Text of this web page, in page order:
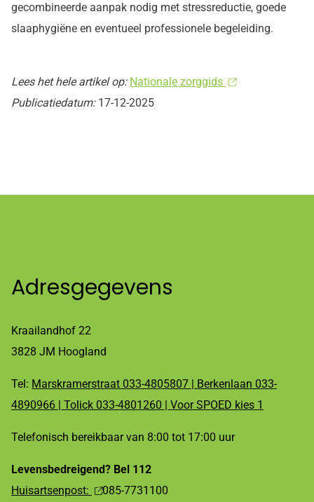
gecombineerde aanpak nodig met stressreductie, goede
slaaphygiëne en eventueel professionele begeleiding.
Lees het hele artikel op: Nationale zorggids
Publicatiedatum: 17-12-2025
Adresgegevens
Kraailandhof 22
3828 JM Hoogland
Tel: Marskramerstraat 033-4805807 | Berkenlaan 033-
4890966 | Tolick 033-4801260 | Voor SPOED kies 1
Telefonisch bereikbaar van 8:00 tot 17:00 uur
Levensbedreigend? Bel 112
Huisartsenpost:
085-7731100